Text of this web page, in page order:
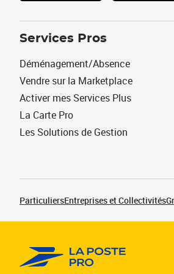
Services Pros
Déménagement/Absence
Vendre sur la Marketplace
Activer mes Services Plus
La Carte Pro
Les Solutions de Gestion
ParticuliersEntreprises et Collectivités